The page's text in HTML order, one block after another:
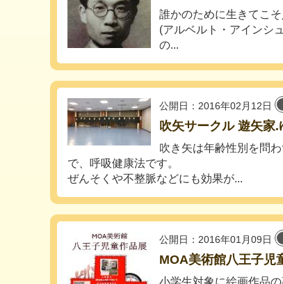
誰かのために生きて
(アルベルト・アインシ
の...
公開日：2016年02月12日
吹矢サークル 遊矢家.
吹き矢は年齢性別を問
で、呼吸健康法です。
ぜんそくや不整脈などにも効果が...
公開日：2016年01月09日
MOA美術館八王子児
小学生対象に絵画作品